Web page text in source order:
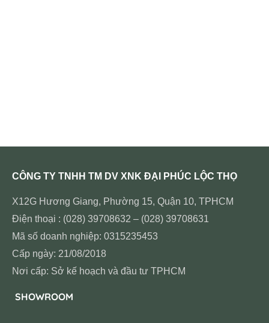
CÔNG TY TNHH TM DV XNK ĐẠI PHÚC LỘC THỌ
X12G Hương Giang, Phường 15, Quận 10, TPHCM
Điện thoại : (028) 39708632 – (028) 39708631
Mã số doanh nghiệp: 0315235453
Cấp ngày: 21/08/2018
Nơi cấp: Sở kế hoạch và đầu tư TPHCM
SHOWROOM